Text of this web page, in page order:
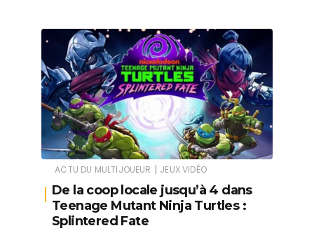
ACTU DU MULTIJOUEUR | JEUX VIDÉO
De la coop locale jusqu’à 4 dans
Teenage Mutant Ninja Turtles :
Splintered Fate